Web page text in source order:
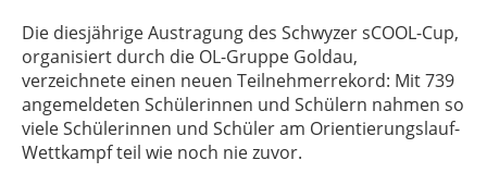
Die diesjährige Austragung des Schwyzer sCOOL-Cup,
organisiert durch die OL-Gruppe Goldau,
verzeichnete einen neuen Teilnehmerrekord: Mit 739
angemeldeten Schülerinnen und Schülern nahmen so
viele Schülerinnen und Schüler am Orientierungslauf-
Wettkampf teil wie noch nie zuvor.